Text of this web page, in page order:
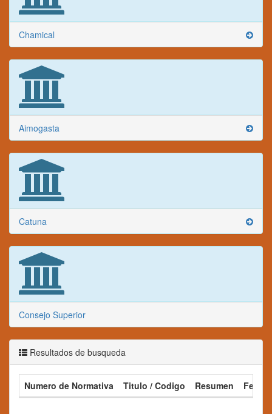
Chamical
Aimogasta
Catuna
Consejo Superior
Resultados de busqueda
Numero de Normativa Titulo / Codigo Resumen Fecha